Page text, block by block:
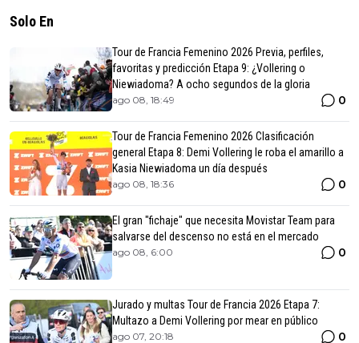
Solo En
Tour de Francia Femenino 2026 Previa, perfiles,
favoritas y predicción Etapa 9: ¿Vollering o
Niewiadoma? A ocho segundos de la gloria
ago 08, 18:49 0
Tour de Francia Femenino 2026 Clasificación
general Etapa 8: Demi Vollering le roba el amarillo a
Kasia Niewiadoma un día después
ago 08, 18:36 0
El gran "fichaje" que necesita Movistar Team para
salvarse del descenso no está en el mercado
ago 08, 6:00 0
Jurado y multas Tour de Francia 2026 Etapa 7:
Multazo a Demi Vollering por mear en público
ago 07, 20:18 0